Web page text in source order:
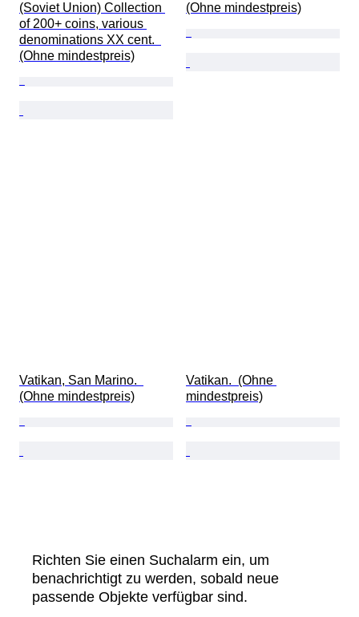
(Soviet Union) Collection
of 200+ coins, various
denominations XX cent.
(Ohne mindestpreis)
(Ohne mindestpreis)
Vatikan, San Marino.
(Ohne mindestpreis)
Vatikan.  (Ohne
mindestpreis)
Richten Sie einen Suchalarm ein, um
benachrichtigt zu werden, sobald neue
passende Objekte verfügbar sind.